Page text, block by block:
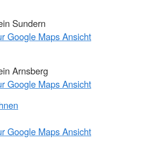
Sundern
Google Maps Ansicht
Arnsberg
Google Maps Ansicht
Google Maps Ansicht